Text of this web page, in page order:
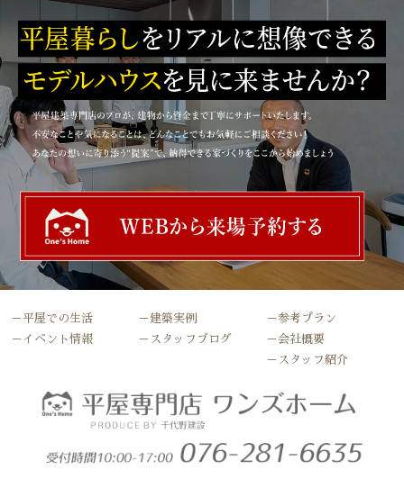
－平屋での生活
－イベント情報
－建築実例
－スタッフブログ
－参考プラン
－会社概要
－スタッフ紹介